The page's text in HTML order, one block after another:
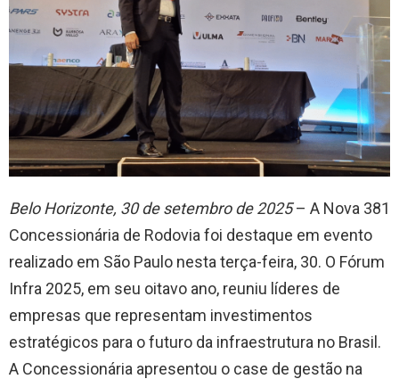
Belo Horizonte, 30 de setembro de 2025– A Nova 381
Concessionária de Rodovia foi destaque em evento
realizado em São Paulo nesta terça-feira, 30. O Fórum
Infra 2025, em seu oitavo ano, reuniu líderes de
empresas que representam investimentos
estratégicos para o futuro da infraestrutura no Brasil.
A Concessionária apresentou o case de gestão na